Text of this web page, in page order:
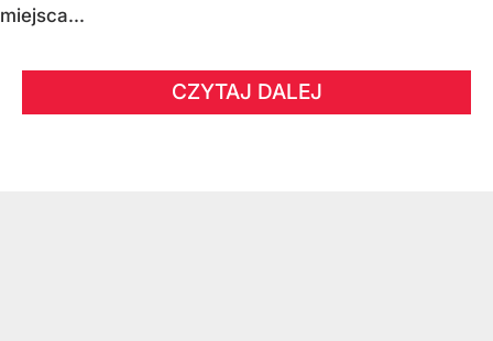
miejsca...
CZYTAJ DALEJ